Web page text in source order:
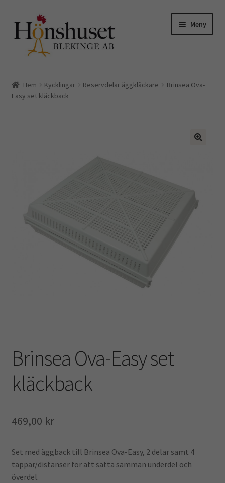
till
navigering
till
innehåll
Meny
Kycklingar o vaktlar
Kampanj
Hem Kycklingar Reservdelar äggkläckare
Brinsea Ova-
Easy set kläckback
Brinsea Ova-Easy set
kläckback
469,00 kr
Set med äggback till Brinsea Ova-Easy, 2 delar samt 4
tappar/distanser för att sätta samman underdel och
överdel.